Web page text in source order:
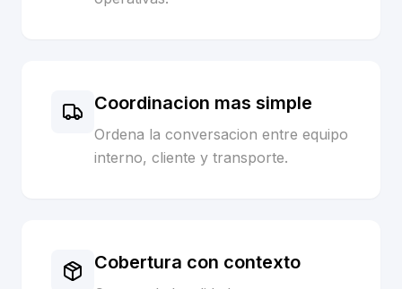
Coordinacion mas simple
Ordena la conversacion entre equipo
interno, cliente y transporte.
Cobertura con contexto